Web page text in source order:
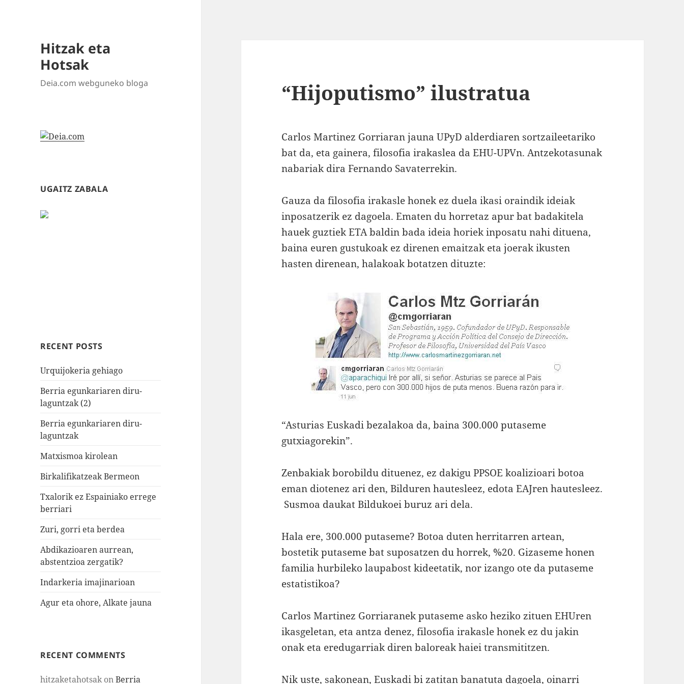
Hitzak eta
Hotsak
Deia.com webguneko bloga
UGAITZ ZABALA
RECENT POSTS
Urquijokeria gehiago
Berria egunkariaren diru-
laguntzak (2)
Berria egunkariaren diru-
laguntzak
Matxismoa kirolean
Birkalifikatzeak Bermeon
Txalorik ez Espainiako errege
berriari
Zuri, gorri eta berdea
Abdikazioaren aurrean,
abstentzioa zergatik?
Indarkeria imajinarioan
Agur eta ohore, Alkate jauna
RECENT COMMENTS
hitzaketahotsakonBerria
“Hijoputismo” ilustratua
Carlos Martinez Gorriaran jauna UPyD alderdiaren sortzaileetariko
bat da, eta gainera, filosofia irakaslea da EHU-UPVn. Antzekotasunak
nabariak dira Fernando Savaterrekin.
Gauza da filosofia irakasle honek ez duela ikasi oraindik ideiak
inposatzerik ez dagoela. Ematen du horretaz apur bat badakitela
hauek guztiek ETA baldin bada ideia horiek inposatu nahi dituena,
baina euren gustukoak ez direnen emaitzak eta joerak ikusten
hasten direnean, halakoak botatzen dituzte:
“Asturias Euskadi bezalakoa da, baina 300.000 putaseme
gutxiagorekin”.
Zenbakiak borobildu dituenez, ez dakigu PPSOE koalizioari botoa
eman diotenez ari den, Bilduren hautesleez, edota EAJren hautesleez.
Susmoa daukat Bildukoei buruz ari dela.
Hala ere, 300.000 putaseme? Botoa duten herritarren artean,
bostetik putaseme bat suposatzen du horrek, %20. Gizaseme honen
familia hurbileko laupabost kideetatik, nor izango ote da putaseme
estatistikoa?
Carlos Martinez Gorriaranek putaseme asko heziko zituen EHUren
ikasgeletan, eta antza denez, filosofia irakasle honek ez du jakin
onak eta eredugarriak diren baloreak haiei transmititzen.
Nik uste, sakonean, Euskadi bi zatitan banatuta dagoela, oinarri